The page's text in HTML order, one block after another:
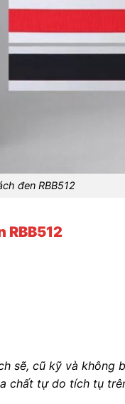
đen RBB512
sẽ, cũ kỹ và không
chất tự do tích tụ